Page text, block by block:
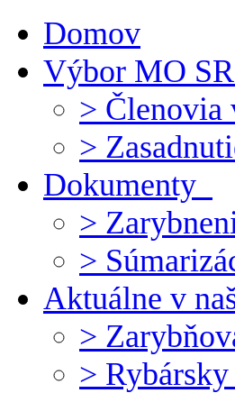
Domov
Výbor MO
> Členovia
>
Dokumenty
>
>
Aktuálne v
>
> Rybársky